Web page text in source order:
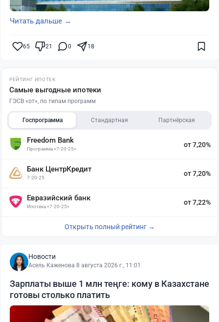
Читать дальше →
65 21 0 18
РЕЙТИНГ ИПОТЕК
Самые выгодные ипотеки
ГЭСВ «от», по типам программ
Госпрограмма Стандартная Партнёрская
Freedom Bank
Программа «7-20-25»
от 7,20%
Банк ЦентрКредит
7-20-25
от 7,20%
Евразийский банк
Ипотека «7-20-25»
от 7,22%
Открыть полный рейтинг →
Новости
Асель Каженова·8 августа 2026 г., 11:01
Зарплаты выше 1 млн теңге: кому в Казахстане
готовы столько платить